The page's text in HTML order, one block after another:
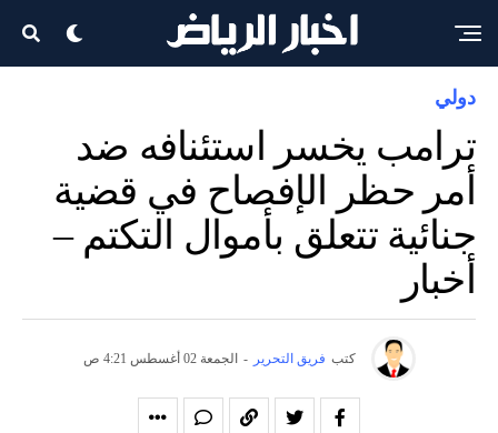
دولي
ترامب يخسر استئنافه ضد
أمر حظر الإفصاح في قضية
جنائية تتعلق بأموال التكتم –
أخبار
كتب فريق التحرير - الجمعة 02 أغسطس 4:21 ص